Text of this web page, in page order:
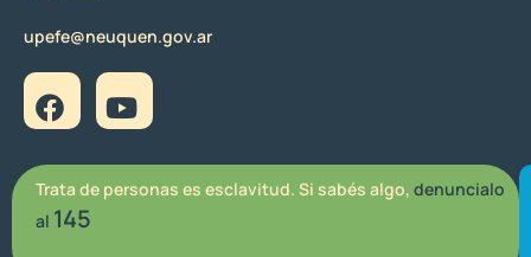
upefe@neuquen.gov.ar
Trata de personas es esclavitud. Si sabés algo, denuncialo
al 145